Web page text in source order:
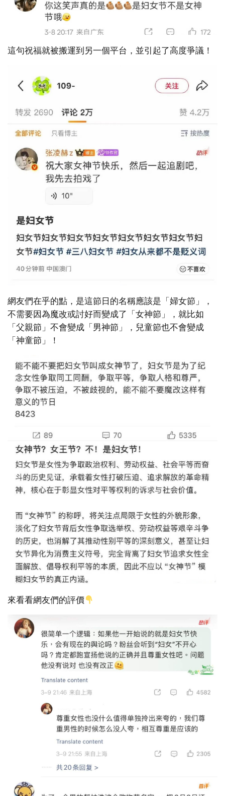
這句祝福就被搬運到另一個平台，並引起了高度爭議！
網友們在乎的點，是這節日的名稱應該是「婦女節」，
不需要因為魔改或討好而變成了「女神節」，就比如
「父親節」不會變成「男神節」，兒童節也不會變成
「神童節」！
來看看網友們的評價